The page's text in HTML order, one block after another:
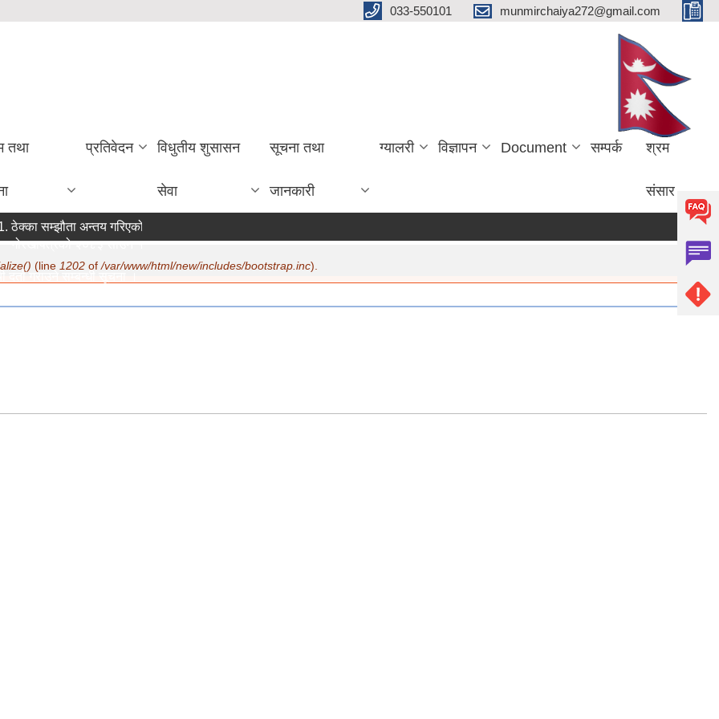
033-550101 munmirchaiya272@gmail.com
तथा प्रतिवेदन विधुतीय शुसासन
सेवा
सूचना तथा
जानकारी
ग्यालरी विज्ञापन Document सम्पर्क श्रम
संसार
ठेक्का सम्झौता अन्तय गरिएको सम्बन्धी सूचना ।
गोरखापत्रको २०८३ साउन १२ गते मा सूचना प्रकाशन ।
दर्ता गराउने सम्बन्धी सूचना ।
07/13/2026 - 14:59
(line 1202 of/var/www/html/new/includes/bootstrap.inc).